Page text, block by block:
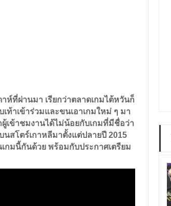
ห์ที่ผ่านมา เรียกว่าตลาดเกมไต้หวันก็
ท้าเข้าร่วมและขนเอาเกมใหม่ ๆ มา
เข้าชมงานได้ไม่น้อยกับเกมที่มีชื่อว่า
นสโตร์เกาหลีมาตั้งแต่ปลายปี 2015
กมนี้กันด้วย พร้อมกับประกาศเตรียม